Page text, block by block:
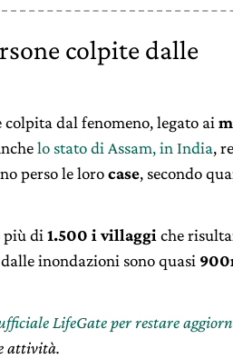
colpite dalle
colpita dal fenomeno, legato ai
lo stato di Assam, in India,
perso le lorocase, secondo
più di 1.500 i villaggi che
inondazioni sono quasi
LifeGate per restare
attività.